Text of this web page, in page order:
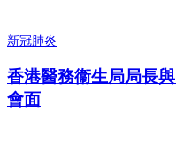
新冠肺炎
香港醫務衞生局局長
會面